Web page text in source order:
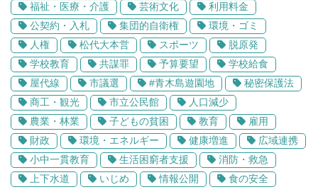
福祉・医療・介護
芸術文化
利用料金
公契約・入札
集団的自衛権
環境・ゴミ
人権
松代大本営 スポーツ
脱原発
学校教育
共謀罪 予算要望
学校給食
屋代線
市議選 #青木島遊園地
秘密保護法
商工・観光
市立公民館
人口減少
農業・林業
子どもの貧困 教育
雇用
財政
環境・エネルギー 健康増進
広域連携
小中一貫教育
生活困窮者支援
消防・救急
上下水道
いじめ 情報公開 食の安全